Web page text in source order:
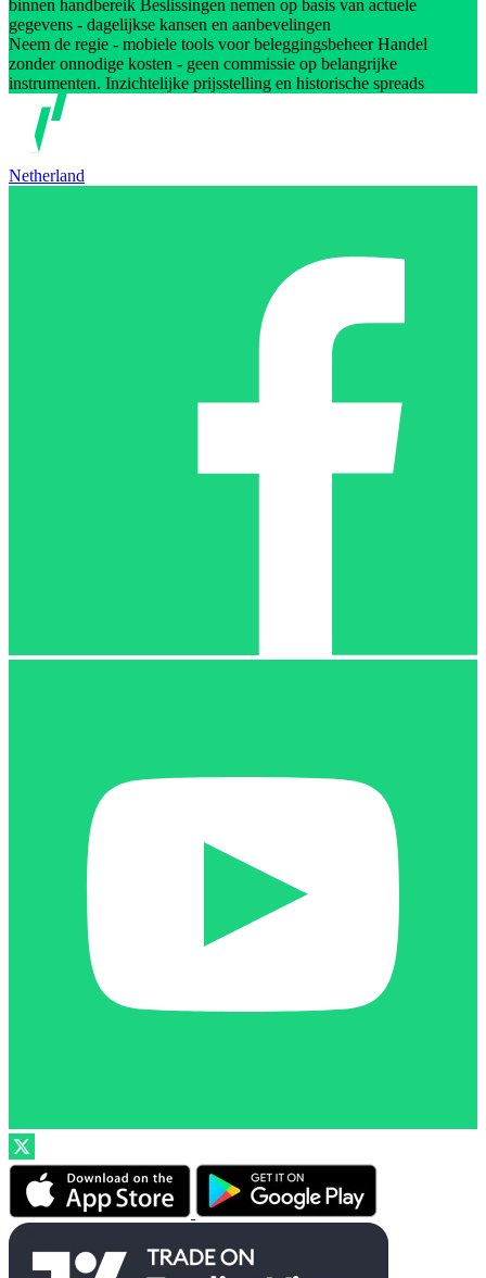
binnen handbereik Beslissingen nemen op basis van actuele
gegevens - dagelijkse kansen en aanbevelingen
Neem de regie - mobiele tools voor beleggingsbeheer Handel
zonder onnodige kosten - geen commissie op belangrijke
instrumenten. Inzichtelijke prijsstelling en historische spreads
Netherland